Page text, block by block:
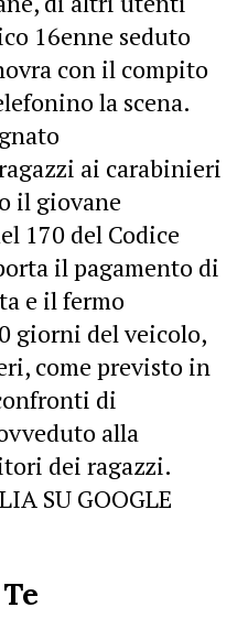
16enne seduto
con il compito
la scena.
ai carabinieri
il giovane
170 del Codice
il pagamento di
e il fermo
giorni del veicolo,
come previsto in
di
alla
dei ragazzi.
SU GOOGLE